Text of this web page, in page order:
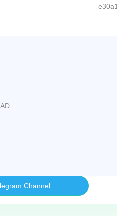
Channel